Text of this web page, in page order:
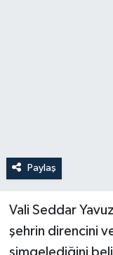
Paylaş
Vali Seddar
şehrin direncini